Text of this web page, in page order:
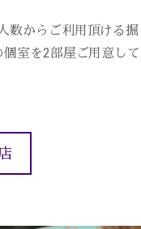
数からご利用頂ける掘
室を2部屋ご用意して